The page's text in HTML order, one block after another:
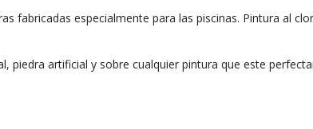
fabricadas especialmente para las piscinas. Pintura al
piedra artificial y sobre cualquier pintura que este